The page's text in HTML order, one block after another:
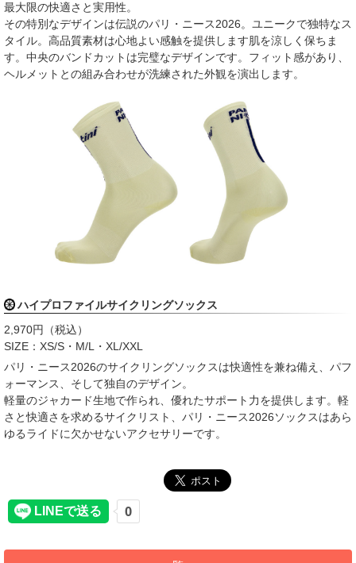
最大限の快適さと実用性。
その特別なデザインは伝説のパリ・ニース2026。ユニークで独特なス
タイル。高品質素材は心地よい感触を提供します肌を涼しく保ちま
す。中央のバンドカットは完璧なデザインです。フィット感があり、
ヘルメットとの組み合わせが洗練された外観を演出します。
ハイプロファイルサイクリングソックス
2,970円（税込）
SIZE：XS/S・M/L・XL/XXL
パリ・ニース2026のサイクリングソックスは快適性を兼ね備え、パフ
ォーマンス、そして独自のデザイン。
軽量のジャカード生地で作られ、優れたサポート力を提供します。軽
さと快適さを求めるサイクリスト、パリ・ニース2026ソックスはあら
ゆるライドに欠かせないアクセサリーです。